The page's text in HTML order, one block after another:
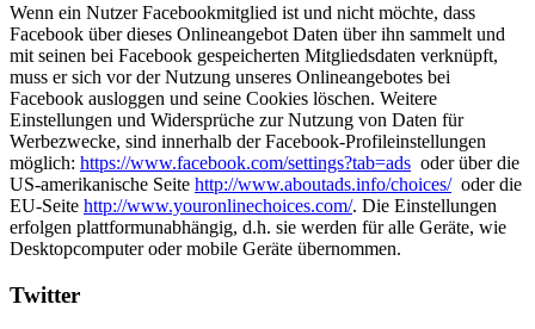
Wenn ein Nutzer Facebookmitglied ist und nicht möchte, dass
Facebook über dieses Onlineangebot Daten über ihn sammelt und
mit seinen bei Facebook gespeicherten Mitgliedsdaten verknüpft,
muss er sich vor der Nutzung unseres Onlineangebotes bei
Facebook ausloggen und seine Cookies löschen. Weitere
Einstellungen und Widersprüche zur Nutzung von Daten für
Werbezwecke, sind innerhalb der Facebook-Profileinstellungen
möglich: https://www.facebook.com/settings?tab=ads oder über die
US-amerikanische Seite http://www.aboutads.info/choices/oder die
EU-Seite http://www.youronlinechoices.com/. Die Einstellungen
erfolgen plattformunabhängig, d.h. sie werden für alle Geräte, wie
Desktopcomputer oder mobile Geräte übernommen.
Twitter